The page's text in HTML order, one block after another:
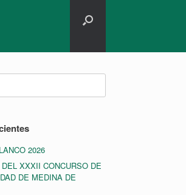
2026
XXXII CONCURSO DE
DE MEDINA DE